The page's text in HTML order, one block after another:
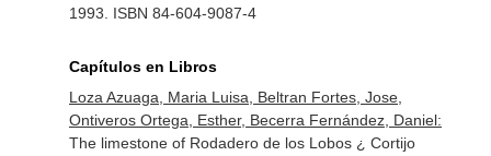
1993. ISBN 84-604-9087-4
Capítulos en Libros
Loza Azuaga, Maria Luisa, Beltran Fortes, Jose,
Ontiveros Ortega, Esther, Becerra Fernández, Daniel:
The limestone of Rodadero de los Lobos ¿ Cortijo